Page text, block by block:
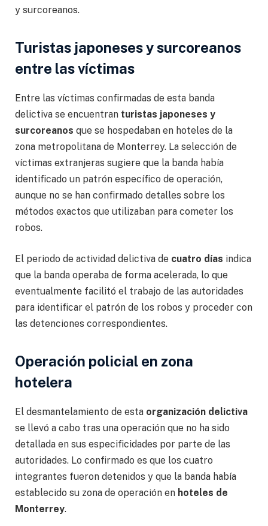
y surcoreanos.
Turistas japoneses y surcoreanos
entre las víctimas
Entre las víctimas confirmadas de esta banda
delictiva se encuentran turistas japoneses y
surcoreanos que se hospedaban en hoteles de la
zona metropolitana de Monterrey. La selección de
víctimas extranjeras sugiere que la banda había
identificado un patrón específico de operación,
aunque no se han confirmado detalles sobre los
métodos exactos que utilizaban para cometer los
robos.
El periodo de actividad delictiva de cuatro días indica
que la banda operaba de forma acelerada, lo que
eventualmente facilitó el trabajo de las autoridades
para identificar el patrón de los robos y proceder con
las detenciones correspondientes.
Operación policial en zona
hotelera
El desmantelamiento de esta organización delictiva
se llevó a cabo tras una operación que no ha sido
detallada en sus especificidades por parte de las
autoridades. Lo confirmado es que los cuatro
integrantes fueron detenidos y que la banda había
establecido su zona de operación en hoteles de
Monterrey.